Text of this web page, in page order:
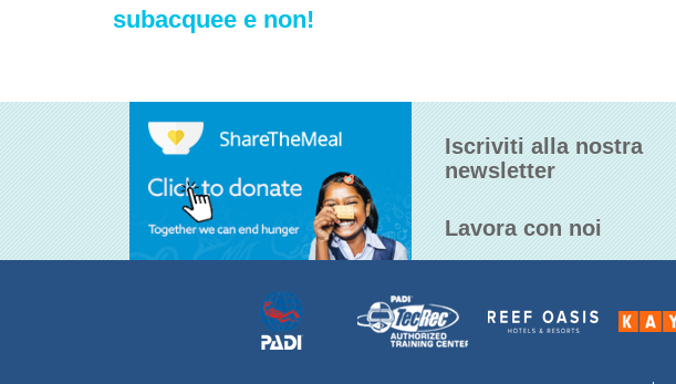
subacquee e non!
Iscriviti alla nostra
newsletter
Lavora con noi